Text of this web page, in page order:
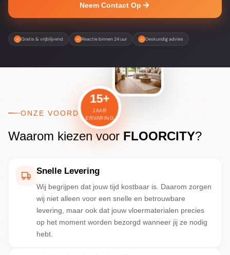
Neem Contact Op
Gratis & vrijblijvend Reactie binnen 24 uur Deskundig advies
ONZE VOORDELEN
Waarom kiezen voor FLOORCITY?
Snelle Levering
Wij begrijpen dat jouw tijd kostbaar is. Daarom zorgen
wij niet alleen voor een snelle en betrouwbare
levering, maar ook dat jouw vloermaterialen precies
op het moment worden bezorgd wanneer jij ze nodig
hebt.
15+
JAAR
ERVARING